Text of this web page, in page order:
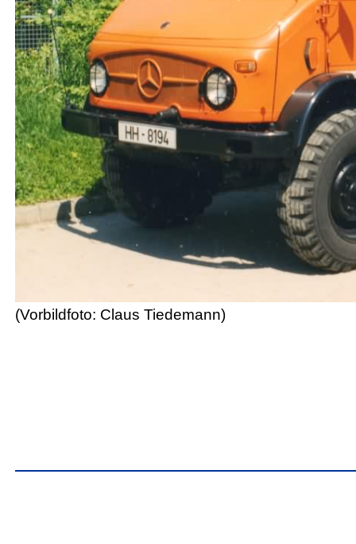
(Vorbildfoto: Claus Tiedemann)